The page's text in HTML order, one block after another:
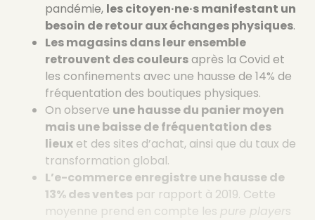
pandémie, les citoyen·ne·s manifestant un
besoin de retour aux échanges physiques.
Les magasins dans leur ensemble
retrouvent des couleursaprès la Covid et
les confinements avec une hausse de 14% de
fréquentation des boutiques physiques.
On observe une hausse du panier moyen
mais une baisse de fréquentation des
lieux et des sites d’achat, ainsi que du taux de
transformation global.
L’e-commerce enregistre une hausse de
13% des ventes par rapport à 2019. Cette
moyenne prend en compte les pure players